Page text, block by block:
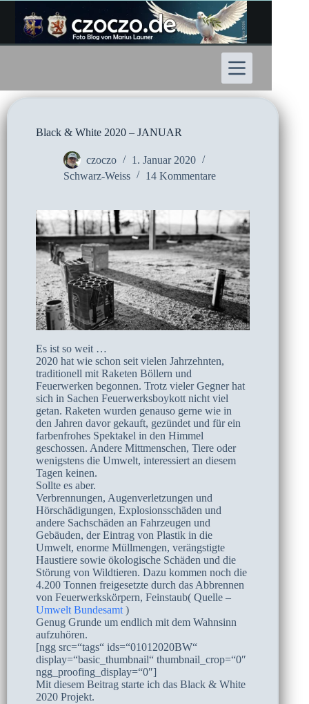
Inhalt
springen
Black & White 2020 – JANUAR
czoczo
1. Januar 2020
Schwarz-Weiss
14 Kommentare
Es ist so weit …
2020 hat wie schon seit vielen Jahrzehnten,
traditionell mit Raketen Böllern und
Feuerwerken begonnen. Trotz vieler Gegner hat
sich in Sachen Feuerwerksboykott nicht viel
getan. Raketen wurden genauso gerne wie in
den Jahren davor gekauft, gezündet und für ein
farbenfrohes Spektakel in den Himmel
geschossen. Andere Mittmenschen, Tiere oder
wenigstens die Umwelt, interessiert an diesem
Tagen keinen.
Sollte es aber.
Verbrennungen, Augenverletzungen und
Hörschädigungen, Explosionsschäden und
andere Sachschäden an Fahrzeugen und
Gebäuden, der Eintrag von Plastik in die
Umwelt, enorme Müllmengen, verängstigte
Haustiere sowie ökologische Schäden und die
Störung von Wildtieren. Dazu kommen noch die
4.200 Tonnen freigesetzte durch das Abbrennen
von Feuerwerkskörpern, Feinstaub( Quelle –
Umwelt Bundesamt)
Genug Grunde um endlich mit dem Wahnsinn
aufzuhören.
[ngg src=“tags“ ids=“01012020BW“
display=“basic_thumbnail“ thumbnail_crop=“0″
ngg_proofing_display=“0″]
Mit diesem Beitrag starte ich das Black & White
2020 Projekt.